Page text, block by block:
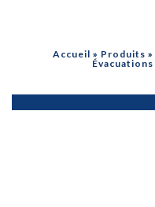
Accueil » Produits »
Évacuations